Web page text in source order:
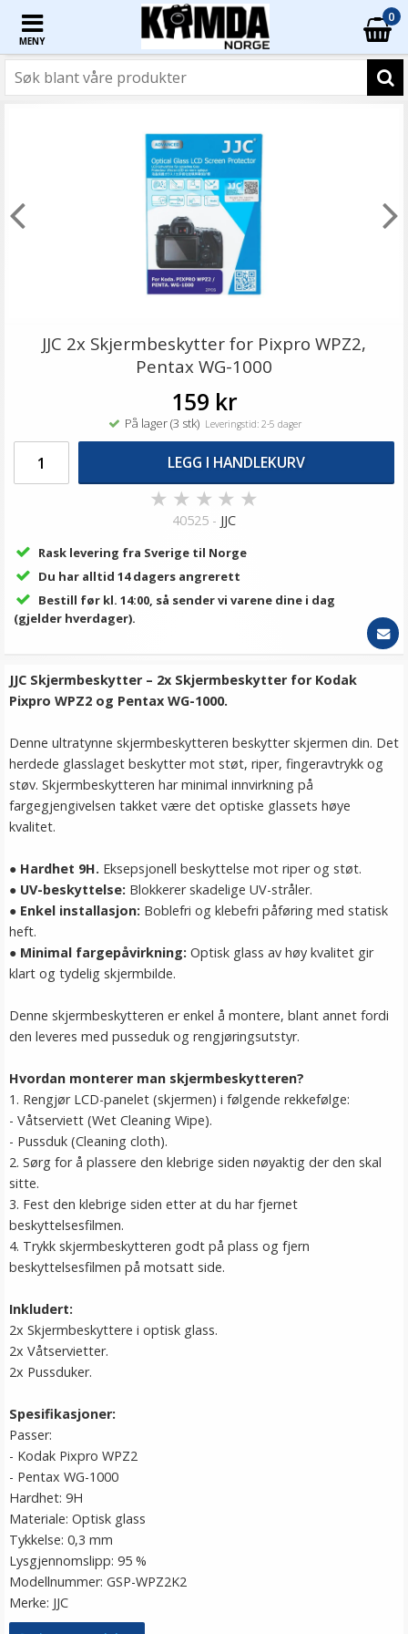
MENY
0
JJC 2x Skjermbeskytter for Pixpro WPZ2,
Pentax WG-1000
159 kr
På lager (3 stk)Leveringstid: 2-5 dager
LEGG I HANDLEKURV
★ ★ ★ ★ ★
40525 - JJC
Rask levering fra Sverige til Norge
Du har alltid 14 dagers angrerett
Bestill før kl. 14:00, så sender vi varene dine i dag
(gjelder hverdager).
JJC Skjermbeskytter – 2x Skjermbeskytter for Kodak
Pixpro WPZ2 og Pentax WG-1000.
Denne ultratynne skjermbeskytteren beskytter skjermen din. Det
herdede glasslaget beskytter mot støt, riper, fingeravtrykk og
støv. Skjermbeskytteren har minimal innvirkning på
fargegjengivelsen takket være det optiske glassets høye
kvalitet.
● Hardhet 9H. Eksepsjonell beskyttelse mot riper og støt.
● UV-beskyttelse: Blokkerer skadelige UV-stråler.
● Enkel installasjon: Boblefri og klebefri påføring med statisk
heft.
● Minimal fargepåvirkning: Optisk glass av høy kvalitet gir
klart og tydelig skjermbilde.
Denne skjermbeskytteren er enkel å montere, blant annet fordi
den leveres med pusseduk og rengjøringsutstyr.
Hvordan monterer man skjermbeskytteren?
1. Rengjør LCD-panelet (skjermen) i følgende rekkefølge:
- Våtserviett (Wet Cleaning Wipe).
- Pussduk (Cleaning cloth).
2. Sørg for å plassere den klebrige siden nøyaktig der den skal
sitte.
3. Fest den klebrige siden etter at du har fjernet
beskyttelsesfilmen.
4. Trykk skjermbeskytteren godt på plass og fjern
beskyttelsesfilmen på motsatt side.
Inkludert:
2x Skjermbeskyttere i optisk glass.
2x Våtservietter.
2x Pussduker.
Spesifikasjoner:
Passer:
- Kodak Pixpro WPZ2
- Pentax WG-1000
Hardhet: 9H
Materiale: Optisk glass
Tykkelse: 0,3 mm
Lysgjennomslipp: 95 %
Modellnummer: GSP-WPZ2K2
Merke: JJC